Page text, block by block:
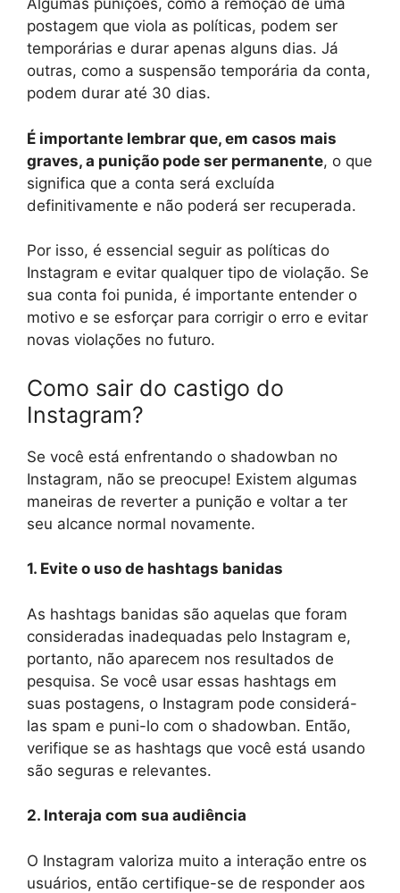
Algumas punições, como a remoção de uma
postagem que viola as políticas, podem ser
temporárias e durar apenas alguns dias. Já
outras, como a suspensão temporária da conta,
podem durar até 30 dias.
É importante lembrar que, em casos mais
graves, a punição pode ser permanente, o que
significa que a conta será excluída
definitivamente e não poderá ser recuperada.
Por isso, é essencial seguir as políticas do
Instagram e evitar qualquer tipo de violação. Se
sua conta foi punida, é importante entender o
motivo e se esforçar para corrigir o erro e evitar
novas violações no futuro.
Como sair do castigo do
Instagram?
Se você está enfrentando o shadowban no
Instagram, não se preocupe! Existem algumas
maneiras de reverter a punição e voltar a ter
seu alcance normal novamente.
1. Evite o uso de hashtags banidas
As hashtags banidas são aquelas que foram
consideradas inadequadas pelo Instagram e,
portanto, não aparecem nos resultados de
pesquisa. Se você usar essas hashtags em
suas postagens, o Instagram pode considerá-
las spam e puni-lo com o shadowban. Então,
verifique se as hashtags que você está usando
são seguras e relevantes.
2. Interaja com sua audiência
O Instagram valoriza muito a interação entre os
usuários, então certifique-se de responder aos